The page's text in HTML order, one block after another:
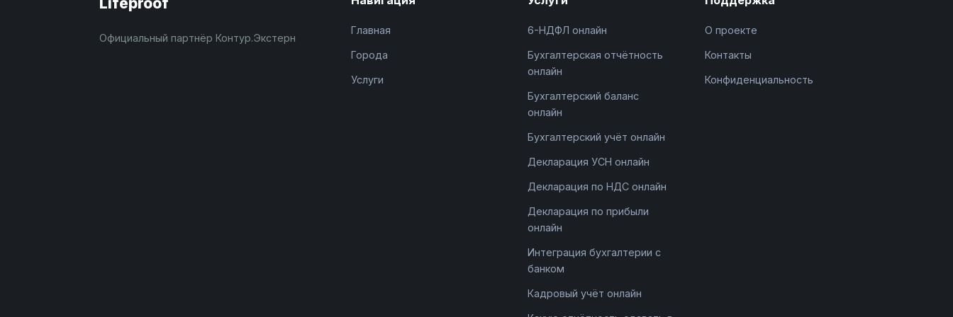
Официальный партнёр Контур.Экстерн
Главная
Города
Услуги
6-НДФЛ онлайн
Бухгалтерская отчётность
онлайн
Бухгалтерский баланс
онлайн
Бухгалтерский учёт онлайн
Декларация УСН онлайн
Декларация по НДС онлайн
Декларация по прибыли
онлайн
Интеграция бухгалтерии с
банком
Кадровый учёт онлайн
О проекте
Контакты
Конфиденциальность